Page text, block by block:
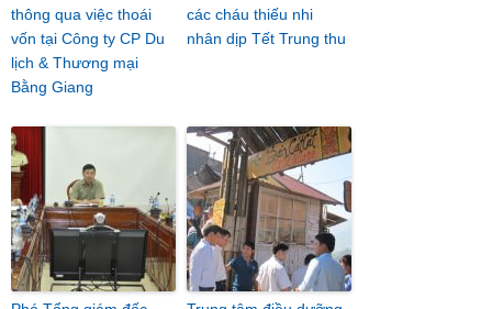
thông qua việc thoái
vốn tại Công ty CP Du
lịch & Thương mại
Bằng Giang
các cháu thiếu nhi
nhân dịp Tết Trung thu